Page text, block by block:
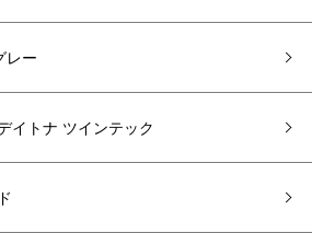
レー
イトナ ツインテック